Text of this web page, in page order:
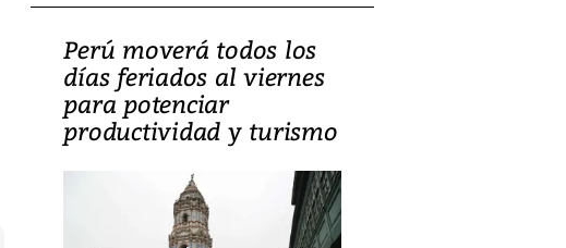
Perú moverá todos los
días feriados al viernes
para potenciar
productividad y turismo